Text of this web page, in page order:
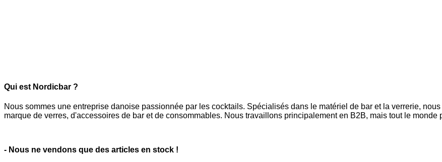
Qui est Nordicbar ?
Nous sommes une entreprise danoise passionnée par les cocktails. Spécialisés dans le matériel de bar et la verrerie,
marque de verres, d'accessoires de bar et de consommables. Nous travaillons principalement en B2B, mais tout le monde
- Nous ne vendons que des articles en stock !